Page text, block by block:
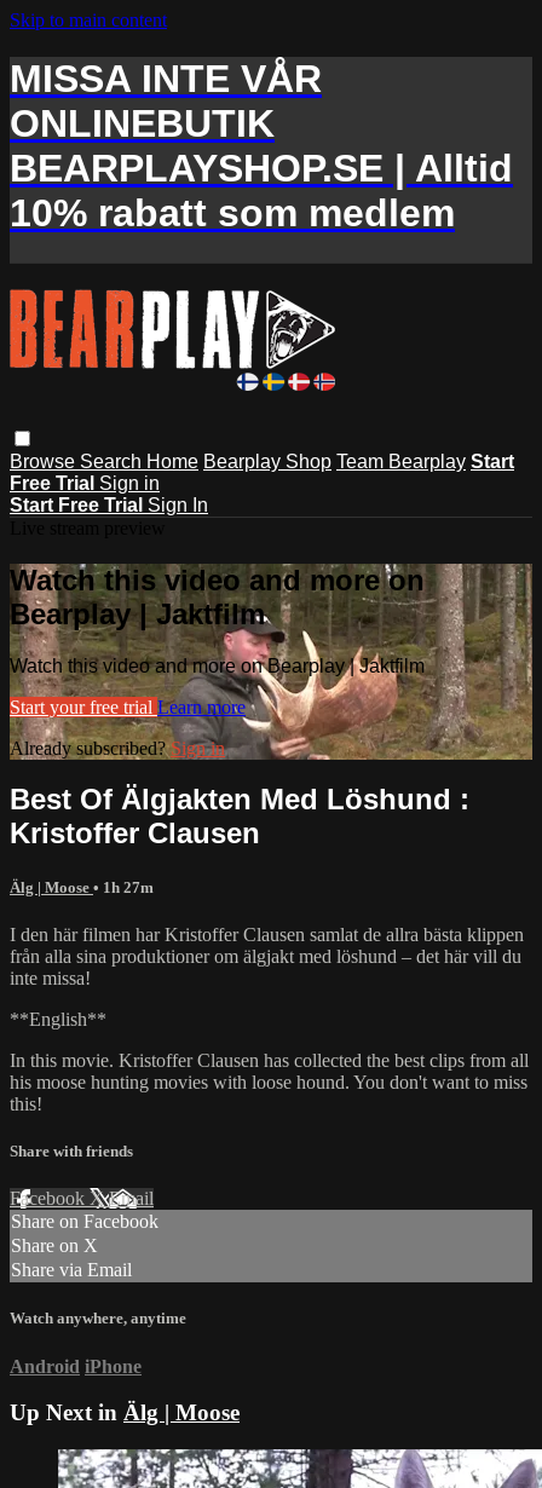
Skip to main content
MISSA INTE VÅR
ONLINEBUTIK
BEARPLAYSHOP.SE | Alltid
10% rabatt som medlem
Browse Search Home Bearplay Shop Team Bearplay Start
Free Trial Sign in
Start Free Trial Sign In
Watch this video and more on
Bearplay | Jaktfilm
Watch this video and more on Bearplay | Jaktfilm
Start your free trial Learn more
Already subscribed?Sign in
Best Of Älgjakten Med Löshund :
Kristoffer Clausen
Älg | Moose • 1h 27m
I den här filmen har Kristoffer Clausen samlat de allra bästa klippen
från alla sina produktioner om älgjakt med löshund – det här vill du
inte missa!
**English**
In this movie. Kristoffer Clausen has collected the best clips from all
his moose hunting movies with loose hound. You don't want to miss
this!
Share with friends
Facebook XEmail
Share on Facebook
Share on X
Share via Email
Watch anywhere, anytime
Android iPhone
Up Next in Älg | Moose